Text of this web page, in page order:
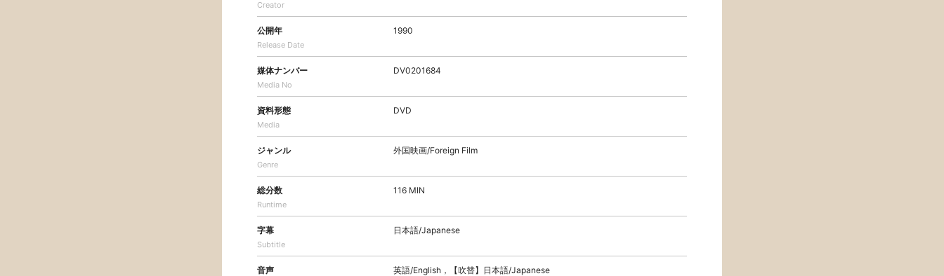
Creator
公開年
Release Date
1990
媒体ナンバー
Media No
DV0201684
資料形態
Media
DVD
ジャンル
Genre
外国映画/Foreign Film
総分数
Runtime
116 MIN
字幕
Subtitle
日本語/Japanese
音声 英語/English，【吹替】日本語/Japanese